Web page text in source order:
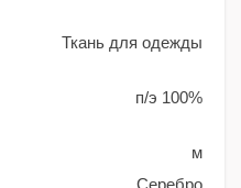
Ткань для одежды
п/э 100%
м
Серебро